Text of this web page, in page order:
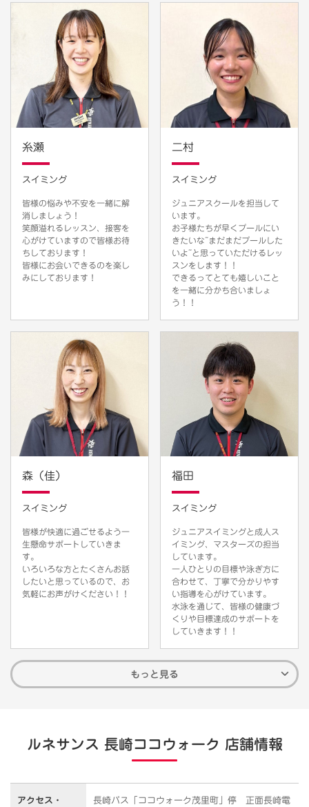
糸瀬
スイミング
皆様の悩みや不安を一緒に解
消しましょう！
笑顔溢れるレッスン、接客を
心がけていますので皆様お待
ちしております！
皆様にお会いできるのを楽し
みにしております！
二村
スイミング
ジュニアスクールを担当して
います。
お子様たちが早くプールにい
きたいな~まだまだプールした
いよ~と思っていただけるレッ
スンをします！！
できるってとても嬉しいこと
を一緒に分かち合いましょ
う！！
森（佳）
スイミング
皆様が快適に過ごせるよう一
生懸命サポートしていきま
す。
いろいろな方とたくさんお話
したいと思っているので、お
気軽にお声がけください！！
福田
スイミング
ジュニアスイミングと成人ス
イミング、マスターズの担当
しています。
一人ひとりの目標や泳ぎ方に
合わせて、丁寧で分かりやす
い指導を心がけています。
水泳を通じて、皆様の健康づ
くりや目標達成のサポートを
していきます！！
もっと見る
ルネサンス 長崎ココウォーク 店舗情報
アクセス・
長崎バス「ココウォーク茂里町」停 正面長崎電